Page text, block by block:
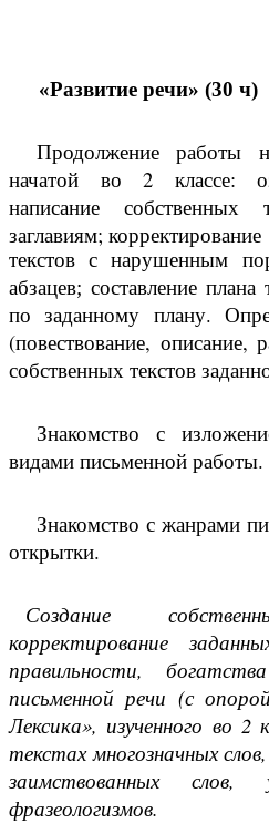
«Развитие речи» (30 ч)
Продолжение работы
начатой во 2 классе:
написание
заглавиям; корректирование
текстов с нарушенным
абзацев; составление плана
по заданному плану.
(повествование, описание,
собственных текстов
Знакомство с
видами письменной работы.
Знакомство с жанрами
открытки.
Создание
корректирование
правильности,
письменной речи (с
Лексика», изученного во 2
текстах многозначных
заимствованных
фразеологизмов.